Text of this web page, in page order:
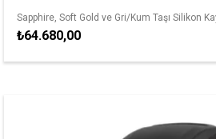
Sapphire, Soft Gold ve Gri/Kum Taşı Silikon
₺64.680,00